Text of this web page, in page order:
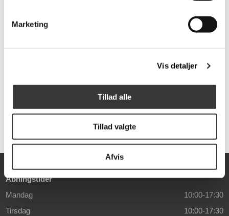
Marketing
Vis detaljer
Tillad alle
Tillad valgte
Afvis
chaiselong
Åbningstider
Mandag
10:00-17:30
Tirsdag
10:00-17:30